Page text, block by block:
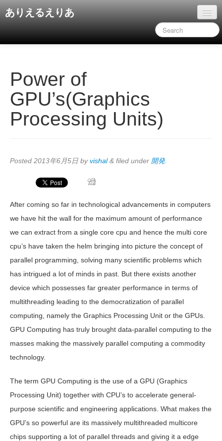
ありえるえりあ
旧コンテンツ
Power of
GPU’s(Graphics
Processing Units)
Posted 2013年6月5日 byvishal & filed under 開発.
After coming so far in technological advancements in computers
we have hit the wall for the maximum amount of performance
we can extract from a single core cpu and hence the multi core
cpu’s have taken the helm bringing into picture the concept of
parallel programming, solving many scientific problems which
has intrigued a lot of minds in past. But there exists another
device which possesses far greater performance in terms of
multithreading leading to the democratization of parallel
computing, namely the Graphics Processing Unit or the GPUs.
GPU Computing has truly brought data-parallel computing to the
masses making the massively parallel computing a commodity
technology.
The term GPU Computing is the use of a GPU (Graphics
Processing Unit) together with CPU’s to accelerate general-
purpose scientific and engineering applications. What makes the
GPU’s so powerful are its massively multithreaded multicore
chips supporting a lot of parallel threads and giving it a edge